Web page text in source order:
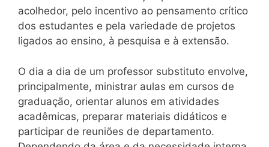
acolhedor, pelo incentivo ao pensamento crítico
dos estudantes e pela variedade de projetos
ligados ao ensino, à pesquisa e à extensão.
O dia a dia de um professor substituto envolve,
principalmente, ministrar aulas em cursos de
graduação, orientar alunos em atividades
acadêmicas, preparar materiais didáticos e
participar de reuniões de departamento.